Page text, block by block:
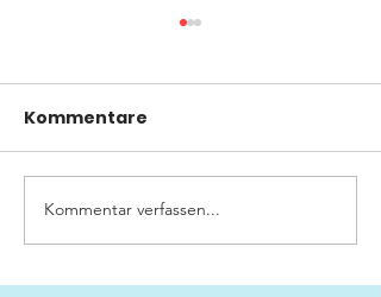
Besucherstimmen
SWISS CLASSIC WORLD
2024
Kommentare
Kommentar verfassen...